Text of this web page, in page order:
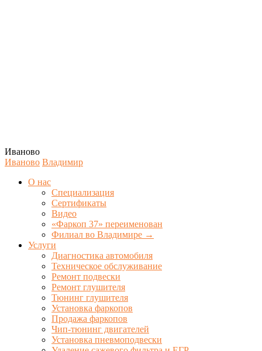
Иваново
Иваново Владимир
О нас
Специализация
Сертификаты
Видео
«Фаркоп 37» переименован
Филиал во Владимире →
Услуги
Диагностика автомобиля
Техническое обслуживание
Ремонт подвески
Ремонт глушителя
Тюнинг глушителя
Установка фаркопов
Продажа фаркопов
Чип-тюнинг двигателей
Установка пневмоподвески